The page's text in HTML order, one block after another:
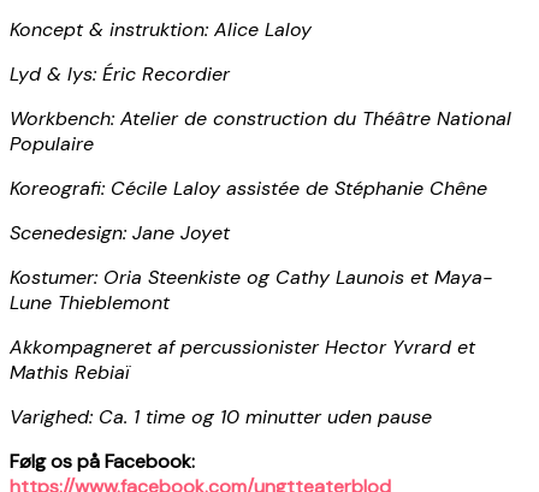
Koncept & instruktion: Alice Laloy
Lyd & lys: Éric Recordier
Workbench: Atelier de construction du Théâtre National
Populaire
Koreografi: Cécile Laloy assistée de Stéphanie Chêne
Scenedesign: Jane Joyet
Kostumer: Oria Steenkiste og Cathy Launois et Maya-
Lune Thieblemont
Akkompagneret af percussionister Hector Yvrard et
Mathis Rebiaï
Varighed: Ca. 1 time og 10 minutter uden pause
Følg os på Facebook: